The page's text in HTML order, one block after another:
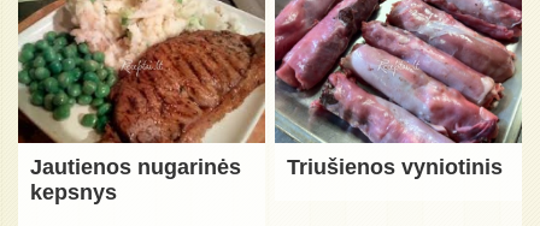
Jautienos nugarinės
kepsnys
Triušienos vyniotinis